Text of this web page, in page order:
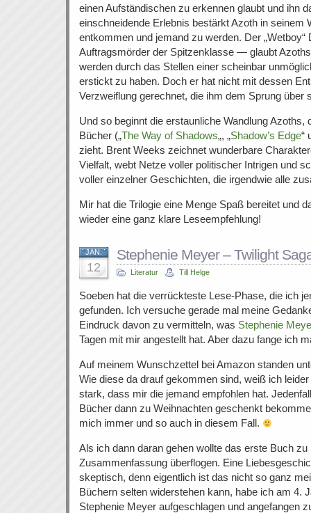
einen Aufständischen zu erkennen glaubt und ihn
einschneidende Erlebnis bestärkt Azoth in seinem
entkommen und jemand zu werden. Der
Auftragsmörder der Spitzenklasse — glaubt
werden durch das Stellen einer scheinbar
erstickt zu haben. Doch er hat nicht mit dessen
Verzweiflung gerechnet, die ihm dem Sprung über
Und so beginnt die erstaunliche Wandlung Azoths,
Bücher („The Way of Shadows„, „Shadow’s Edge“
zieht. Brent Weeks zeichnet wunderbare
Vielfalt, webt Netze voller politischer Intrigen und
voller einzelner Geschichten, die irgendwie alle
Mir hat die Trilogie eine Menge Spaß bereitet und
wieder eine ganz klare Leseempfehlung!
JAN.
12
Stephenie Meyer – Twilight
Literatur Till Helge
Soeben hat die verrückteste Lese-Phase, die ich
gefunden. Ich versuche gerade mal meine
Eindruck davon zu vermitteln, was Stephenie
Tagen mit mir angestellt hat. Aber dazu fange ich
Auf meinem Wunschzettel bei Amazon standen
Wie diese da drauf gekommen sind, weiß ich
stark, dass mir die jemand empfohlen hat.
Bücher dann zu Weihnachten geschenkt
mich immer und so auch in diesem Fall.
Als ich dann daran gehen wollte das erste Buch
Zusammenfassung überflogen. Eine
skeptisch, denn eigentlich ist das nicht so ganz
Büchern selten widerstehen kann, habe ich am 4.
Stephenie Meyer aufgeschlagen und angefangen